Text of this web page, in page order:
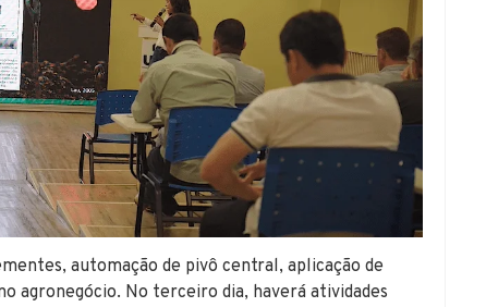
automação de pivô central, aplicação de
agronegócio. No terceiro dia, haverá atividades